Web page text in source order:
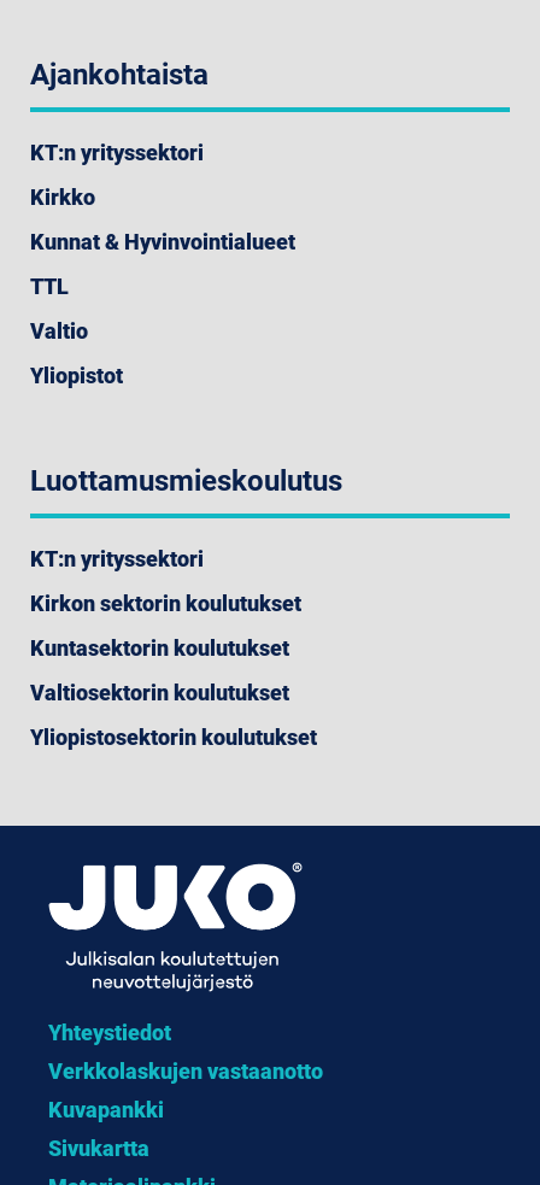
Ajankohtaista
KT:n yrityssektori
Kirkko
Kunnat & Hyvinvointialueet
TTL
Valtio
Yliopistot
Luottamusmieskoulutus
KT:n yrityssektori
Kirkon sektorin koulutukset
Kuntasektorin koulutukset
Valtiosektorin koulutukset
Yliopistosektorin koulutukset
Yhteystiedot
Verkkolaskujen vastaanotto
Kuvapankki
Sivukartta